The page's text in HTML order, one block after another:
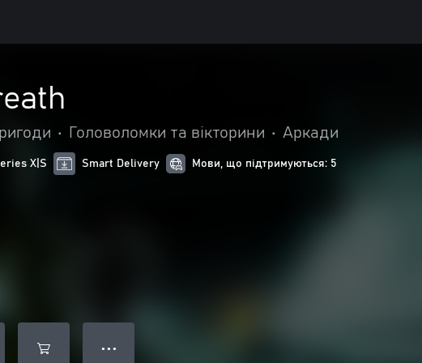
• Головоломки та вікторини • Аркади
X|S Smart Delivery Мови, що підтримуються: 5
● ● ●